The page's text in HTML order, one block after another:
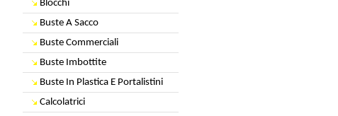
Blocchi
Buste A Sacco
Buste Commerciali
Buste Imbottite
Buste In Plastica E Portalistini
Calcolatrici